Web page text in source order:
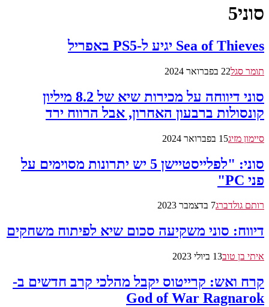
סוני5
Sea of Thieves יגיע ל-PS5 באפריל
תומר סגל22 בפברואר 2024
סוני דיווחה על מכירות שיא של 8.2 מיליון
קונסולות ברבעון האחרון, אבל הרווח ירד
סיימון מזיג15 בפברואר 2024
סוני: "לפלייסטיישן 5 יש יתרונות מסוימים על
פני PC"
רותם גולדברג7 בדצמבר 2023
דיווח: סוני משקיעה סכום שיא לפיתוח משחקים
איתי בן טוב13 ביולי 2023
קרח ואש: קרייטוס יקבל מהלכי קרב חדשים ב-
God of War Ragnarok